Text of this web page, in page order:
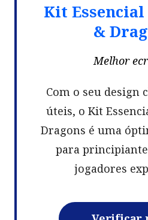
Kit Essencial
&
Melhor
Com o seu design
úteis, o Kit
Dragons é uma
para
jogadores